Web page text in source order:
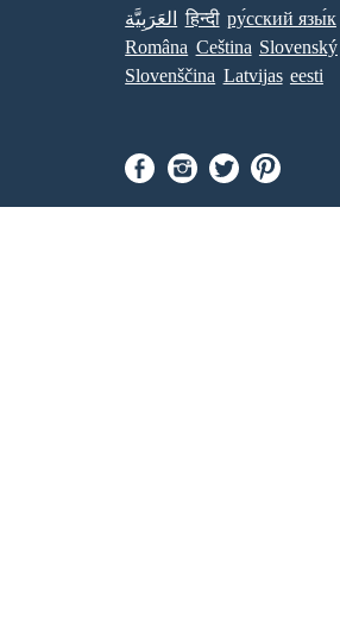
العَرَبِيَّة
हिन्दी ру́сский язы́к
Româna Ceština Slovenský
Slovenščina Latvijas eesti